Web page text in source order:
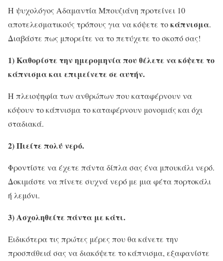
Η ψυχολόγος Αδαμαντία Μπουζιάνη προτείνει 10
αποτελεσματικούς τρόπους για να κόψετε τοκάπνισμα.
Διαβάστε πως μπορείτε να το πετύχετε το σκοπό σας!
1) Καθορίστε την ημερομηνία που θέλετε να κόψετε το
κάπνισμα και επιμείνετε σε αυτήν.
Η πλειοψηφία των ανθρώπων που καταφέρνουν να
κόψουν το κάπνισμα το καταφέρνουν μονομιάς και όχι
σταδιακά.
2) Πιείτε πολύ νερό.
Φροντίστε να έχετε πάντα δίπλα σας ένα μπουκάλι νερό.
Δοκιμάστε να πίνετε συχνά νερό με μια φέτα πορτοκάλι
ή λεμόνι.
3) Ασχοληθείτε πάντα με κάτι.
Ειδικότερα τις πρώτες μέρες που θα κάνετε την
προσπάθειά σας να διακόψετε το κάπνισμα, εξαφανίστε